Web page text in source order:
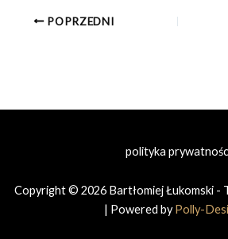
POPRZEDNI
polityka
Copyright © 2026 Bartłomiej Łukomski -
| Powered by Polly-